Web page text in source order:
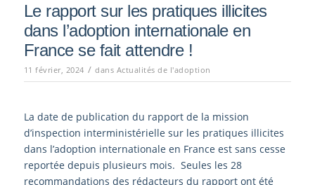
Le rapport sur les pratiques illicites
dans l’adoption internationale en
France se fait attendre !
11 février, 2024 / dans Actualités de l'adoption
La date de publication du rapport de la mission
d’inspection interministérielle sur les pratiques illicites
dans l’adoption internationale en France est sans cesse
reportée depuis plusieurs mois. Seules les 28
recommandations des rédacteurs du rapport ont été